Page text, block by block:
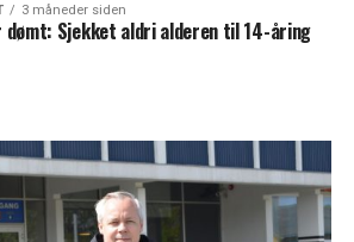
3 måneder siden
Sjekket aldri alderen til 14-åring